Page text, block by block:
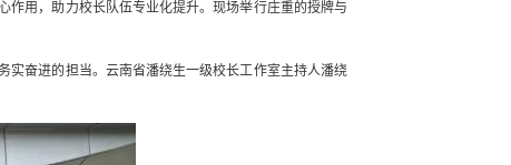
作用，助力校长队伍专业化提升。现场举行庄重的授牌与
实奋进的担当。云南省潘绕生一级校长工作室主持人潘绕